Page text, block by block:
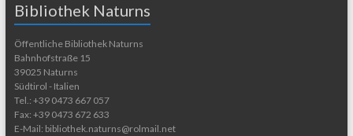
Bibliothek Naturns
Öffentliche Bibliothek Naturns
Bahnhofstraße 15
39025 Naturns
Südtirol - Italien
Tel.: +39 0473 667 057
Fax: +39 0473 672 633
E-Mail: bibliothek.naturns@rolmail.net